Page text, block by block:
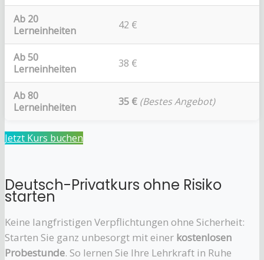
Ab 20
Lerneinheiten
42 €
Ab 50
Lerneinheiten
38 €
Ab 80
Lerneinheiten
35 € (Bestes Angebot)
Jetzt Kurs buchen
Deutsch-Privatkurs ohne Risiko
starten
Keine langfristigen Verpflichtungen ohne Sicherheit:
Starten Sie ganz unbesorgt mit einer kostenlosen
Probestunde. So lernen Sie Ihre Lehrkraft in Ruhe